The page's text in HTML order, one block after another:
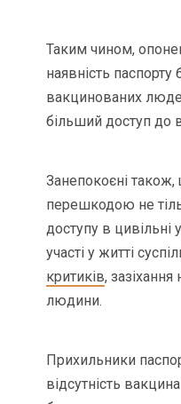
Таким чином,
наявність
вакцинованих
більший доступ до
Занепокоєні також,
перешкодою не
доступу в цивільні
участі у житті
критиків,
людини.
Прихильники
відсутність